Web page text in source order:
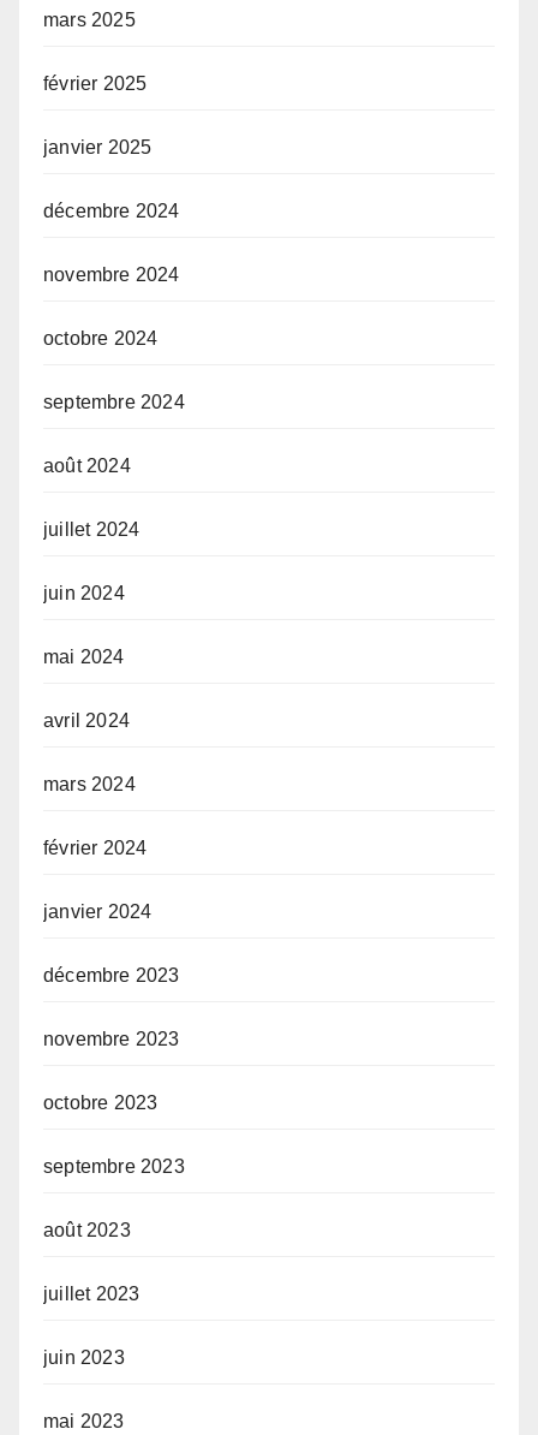
mars 2025
février 2025
janvier 2025
décembre 2024
novembre 2024
octobre 2024
septembre 2024
août 2024
juillet 2024
juin 2024
mai 2024
avril 2024
mars 2024
février 2024
janvier 2024
décembre 2023
novembre 2023
octobre 2023
septembre 2023
août 2023
juillet 2023
juin 2023
mai 2023